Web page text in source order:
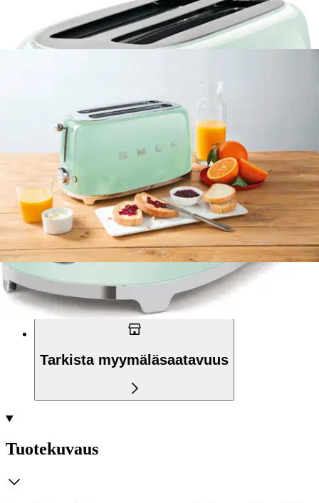
160,65 €
Asiakasomistajahinta
Verkkokaupan hinta
Hinta ja saatavuus voivat vaihdella myymälöittäin
Valitse toimitustapa
Nouto myymälästä
Ei saatavilla
Ilmainen toimitus yli 100 €:n tilauksille
Postin pakettiautomaattiin tai
palvelupisteeseen!
Etu ei koske Suuri‑lisäpalvelulla toimitettavia tuotteita.
Tarkista myymäläsaatavuus
Tuotekuvaus